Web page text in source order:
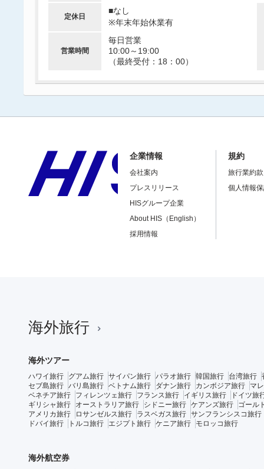
定休日
■なし
※年末年始休業有
営業時間
毎日営業
10:00～19:00
（最終受付：18：00）
企業情報
会社案内
プレスリリース
HISグループ企業
About HIS（English）
採用情報
規約
旅行業約
個人情報
海外旅行
海外ツアー
ハワイ旅行 グアム旅行 サイパン旅行 パラオ旅行 韓国旅行 台湾旅行
セブ島旅行 バリ島旅行 ベトナム旅行 ダナン旅行 カンボジア旅行
マ
ベネチア旅行
フィレンツェ旅行 フランス旅行 イギリス旅行
ドイツ旅
ギリシャ旅行
オーストラリア旅行 シドニー旅行 ケアンズ旅行
ゴール
アメリカ旅行
ロサンゼルス旅行 ラスベガス旅行 サンフランシスコ旅行
ドバイ旅行
トルコ旅行 エジプト旅行 ケニア旅行 モロッコ旅行
海外航空券